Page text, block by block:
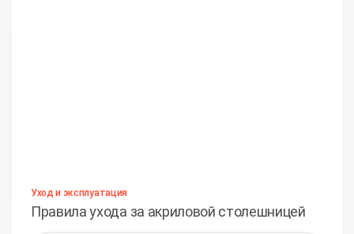
Уход и эксплуатация
Правила ухода за акриловой столешницей